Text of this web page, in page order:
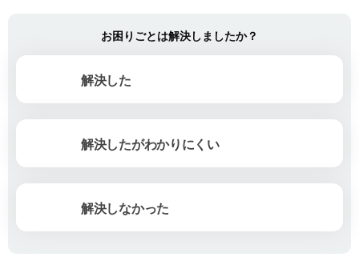
お困りごとは解決しましたか？
解決した
解決したがわかりにくい
解決しなかった